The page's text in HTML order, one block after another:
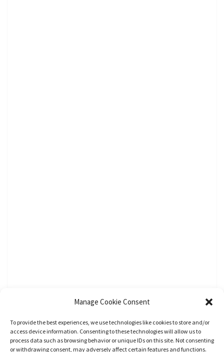
Manage Cookie Consent
To provide the best experiences, we use technologies like cookies to store and/or
access device information. Consenting to these technologies will allow us to
process data such as browsing behavior or unique IDs on this site. Not consenting
or withdrawing consent, may adversely affect certain features and functions.